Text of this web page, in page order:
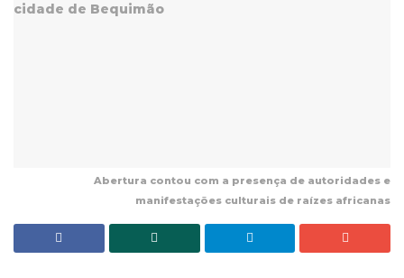
Abertura contou com a presença de autoridades e
manifestações culturais de raízes africanas